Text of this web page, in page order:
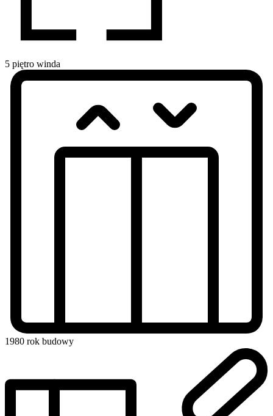
5 piętro winda
1980 rok budowy